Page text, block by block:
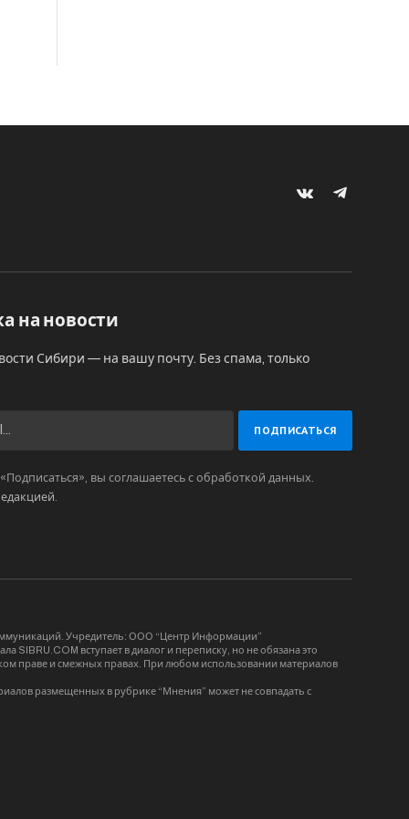
VKontakteTelegram
на новости
Сибири — на вашу почту. Без спама, только
вы соглашаетесь с обработкой данных.
Учредитель: ООО “Центр Информации”
SIBRU.COM вступает в диалог и переписку, но не обязана это
праве и смежных правах. При любом использовании материалов
размещенных в рубрике “Мнения” может не совпадать с